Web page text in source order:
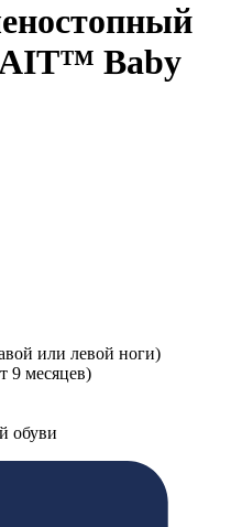
Baby
или левой ноги)
9 месяцев)
обуви